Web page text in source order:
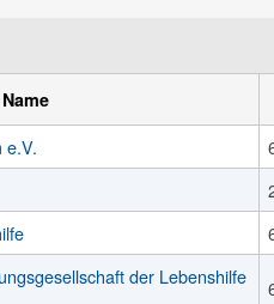
Name
e.V.
der Lebenshilfe